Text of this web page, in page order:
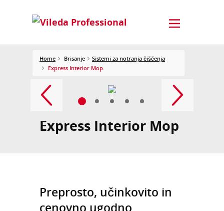
Home Brisanje
Sistemi za notranja čiščenja
Express Interior Mop
Express Interior Mop
Preprosto, učinkovito in
cenovno ugodno